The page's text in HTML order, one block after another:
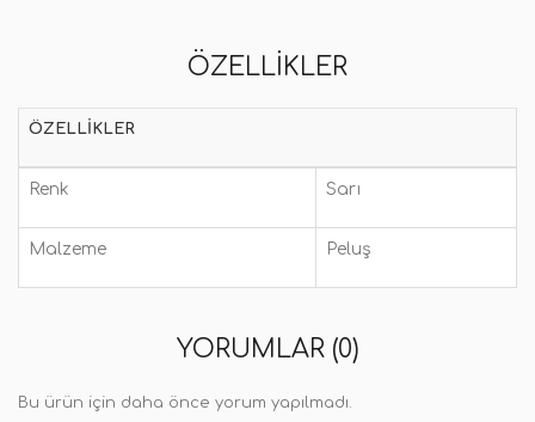
ÖZELLIKLER
ÖZELLIKLER
Renk Sarı
Malzeme Peluş
YORUMLAR (0)
Bu ürün için daha önce yorum yapılmadı.